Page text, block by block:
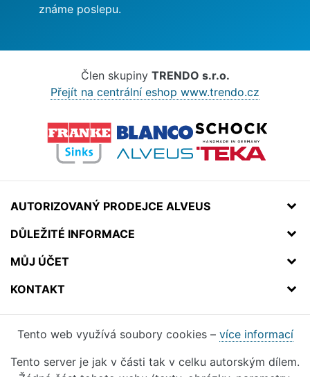
známe poslepu.
Člen skupiny TRENDO s.r.o.
Přejít na centrální eshop www.trendo.cz
AUTORIZOVANÝ PRODEJCE ALVEUS
DŮLEŽITÉ INFORMACE
MŮJ ÚČET
KONTAKT
Tento web využívá soubory cookies – více informací
Tento server je jak v části tak v celku autorským dílem.